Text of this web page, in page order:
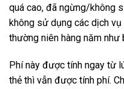
quá cao, đã ngừng/không
không sử dụng các dịch
thường niên hàng năm như
Phí này được tính ngay từ
thẻ thì vẫn được tính phí.